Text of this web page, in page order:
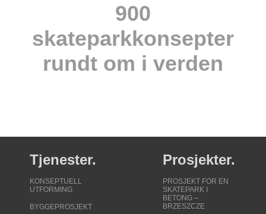
900
skateparkkonsepter
rundt om i verden
Tjenester.
KONSEPTUELL
UTFORMING
BYGGEPROSJEKT
Prosjekter.
PROSJEKT FOR EN
SKATEPARK I
BETONG –
BRZESZCZE